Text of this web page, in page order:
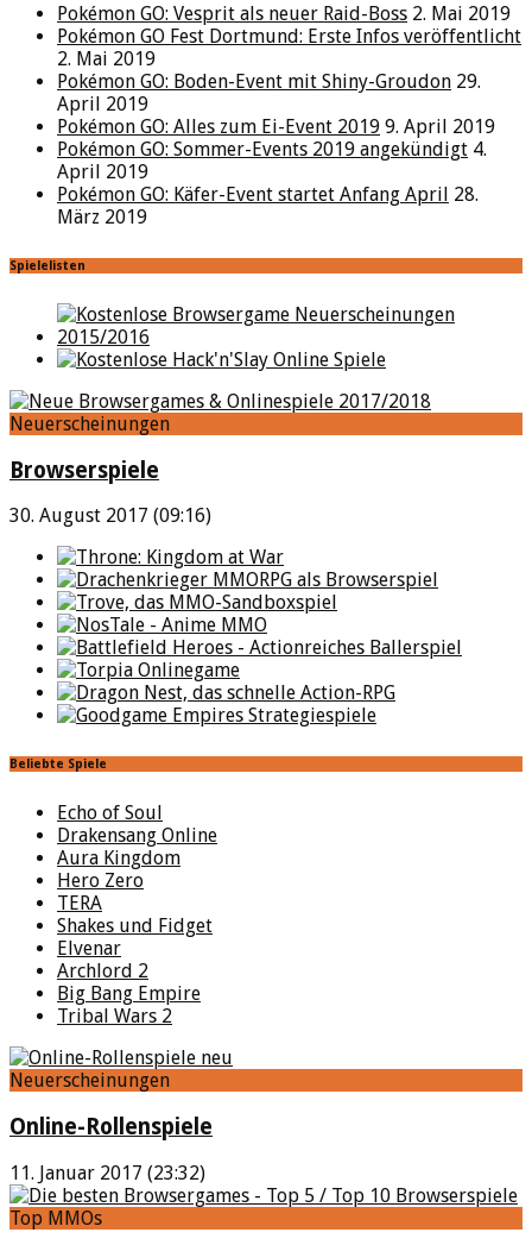
Pokémon GO: Vesprit als neuer Raid-Boss 2. Mai 2019
Pokémon GO Fest Dortmund: Erste Infos veröffentlicht
2. Mai 2019
Pokémon GO: Boden-Event mit Shiny-Groudon 29.
April 2019
Pokémon GO: Alles zum Ei-Event 2019 9. April 2019
Pokémon GO: Sommer-Events 2019 angekündigt 4.
April 2019
Pokémon GO: Käfer-Event startet Anfang April 28.
März 2019
Spielelisten
Neuerscheinungen
Browserspiele
30. August 2017 (09:16)
Beliebte Spiele
Echo of Soul
Drakensang Online
Aura Kingdom
Hero Zero
TERA
Shakes und Fidget
Elvenar
Archlord 2
Big Bang Empire
Tribal Wars 2
Neuerscheinungen
Online-Rollenspiele
11. Januar 2017 (23:32)
Top MMOs